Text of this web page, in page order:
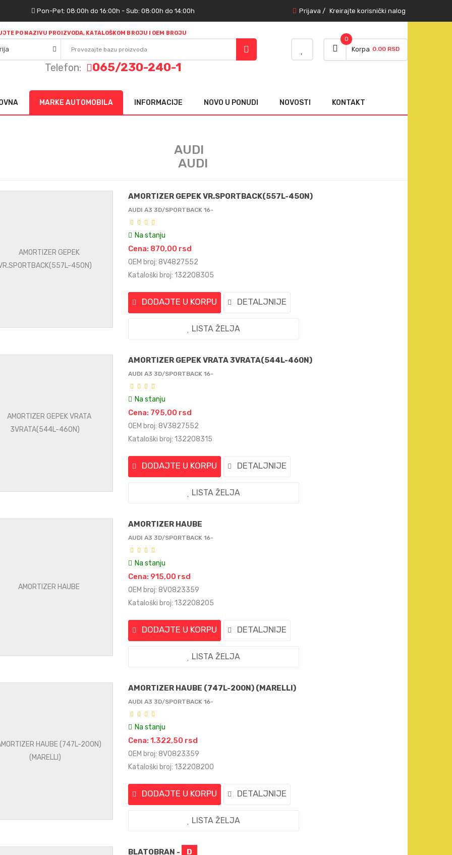
Pon-Pet: 08:00h do 16:00h - Sub: 08:00h do 14:00h Prijava / Kreirajte korisnički nalog
PO NAZIVU PROIZVODA, KATALOŠKOM BROJU I OEM BROJU
Korpa
0
0.00 RSD
Telefon: 065/230-240-1
MARKE AUTOMOBILA INFORMACIJE NOVO U PONUDI NOVOSTI KONTAKT
AUDI
AMORTIZER GEPEK VR.SPORTBACK(557L-450N)
AUDI A3 3D/SPORTBACK 16-
Na stanju
Cena: 870,00 rsd
OEM broj: 8V4827552
Kataloški broj: 132208305
DODAJTE U KORPU DETALJNIJE
LISTA ŽELJA
AMORTIZER GEPEK VRATA 3VRATA(544L-460N)
AUDI A3 3D/SPORTBACK 16-
Na stanju
Cena: 795,00 rsd
OEM broj: 8V3827552
Kataloški broj: 132208315
DODAJTE U KORPU DETALJNIJE
LISTA ŽELJA
AMORTIZER HAUBE
AUDI A3 3D/SPORTBACK 16-
Na stanju
Cena: 915,00 rsd
OEM broj: 8V0823359
Kataloški broj: 132208205
DODAJTE U KORPU DETALJNIJE
LISTA ŽELJA
AMORTIZER HAUBE (747L-200N) (MARELLI)
AUDI A3 3D/SPORTBACK 16-
Na stanju
Cena: 1.322,50 rsd
OEM broj: 8V0823359
Kataloški broj: 132208200
DODAJTE U KORPU DETALJNIJE
LISTA ŽELJA
BLATOBRAN - D